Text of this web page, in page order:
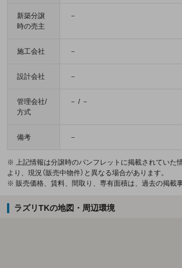
新築分譲
時の売主
－
施工会社 －
設計会社 －
管理会社/
方式
－ / －
備考 －
※ 上記情報は分譲時のパンフレットに掲載されていた
より、現況（販売中物件）と異なる場合があります。
※ 販売価格、賃料、間取り、専有面積は、過去の掲載
ラズリTKの地図・周辺環境